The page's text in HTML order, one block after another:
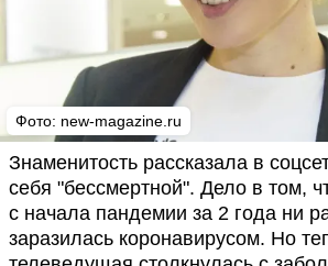
Фото: new-magazine.ru
Знаменитость рассказала в
себя "бессмертной". Дело в том,
с начала пандемии за 2 года ни
заразилась коронавирусом. Но